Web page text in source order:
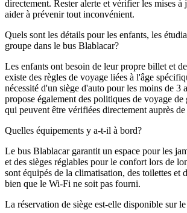
directement. Rester alerte et vérifier les mises à
aider à prévenir tout inconvénient.
Quels sont les détails pour les enfants, les
groupe dans le bus Blablacar?
Les enfants ont besoin de leur propre billet et
existe des règles de voyage liées à l'âge
nécessité d'un siège d'auto pour les moins de 3
propose également des politiques de voyage de
qui peuvent être vérifiées directement auprès
Quelles équipements y a-t-il à bord?
Le bus Blablacar garantit un espace pour les
et des sièges réglables pour le confort lors de
sont équipés de la climatisation, des toilettes et
bien que le Wi-Fi ne soit pas fourni.
La réservation de siège est-elle disponible sur